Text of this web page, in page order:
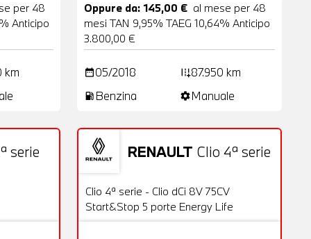
per 48
Anticipo
km
Oppure da: 145,00 € al mese per 48
mesi TAN 9,95% TAEG 10,64% Anticipo
3.800,00 €
date_range05/2018 add_road87.950 km
local_gas_station Benzina settingsManuale
serie
18 Foto RENAULT Clio 4ª serie
OFFERTA
Usato 20 Foto
Clio 4ª serie - Clio dCi 8V 75CV
Start&Stop 5 porte Energy Life